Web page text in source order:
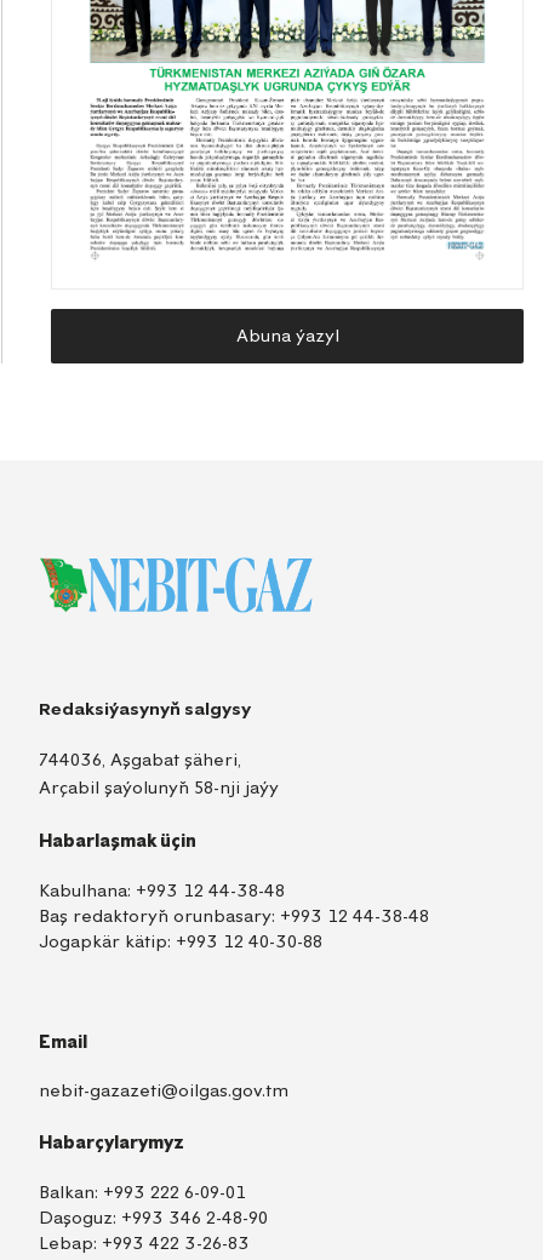
Abuna ýazyl
Redaksiýasynyň salgysy
744036, Aşgabat şäheri,
Arçabil şaýolunyň 58-nji jaýy
Habarlaşmak üçin
Kabulhana: +993 12 44-38-48
Baş redaktoryň orunbasary: +993 12 44-38-48
Jogapkär kätip: +993 12 40-30-88
Email
nebit-gazazeti@oilgas.gov.tm
Habarçylarymyz
Balkan: +993 222 6-09-01
Daşoguz: +993 346 2-48-90
Lebap: +993 422 3-26-83